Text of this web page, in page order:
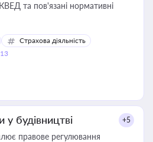
та пов'язані нормативні
Страхова діяльність
у будівництві +5
правове регулювання